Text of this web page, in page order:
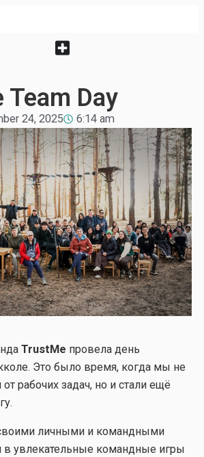
Day
24, 2025 6:14 am
TrustMe провела день
Это было время, когда мы не
рабочих задач, но и стали ещё
личными и командными
в увлекательные командные игры